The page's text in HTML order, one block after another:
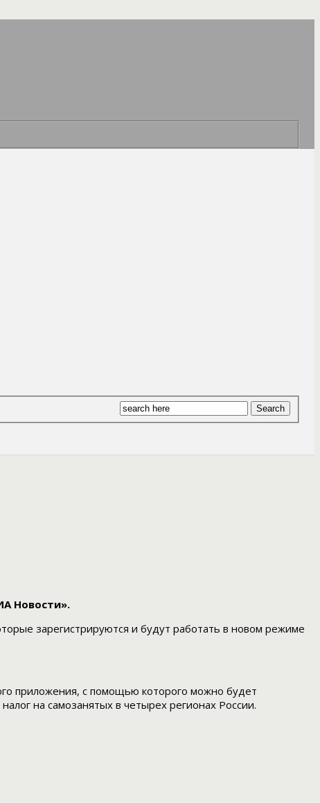
Новости».
зарегистрируются и будут работать в новом режиме
приложения, с помощью которого можно будет
на самозанятых в четырех регионах России.